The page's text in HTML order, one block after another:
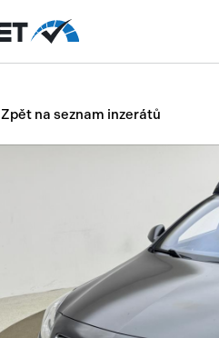
Zpět na seznam inzerátů